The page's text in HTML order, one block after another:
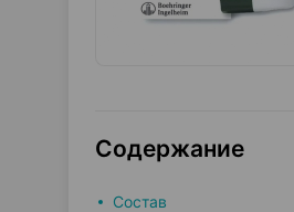
Содержание
Состав